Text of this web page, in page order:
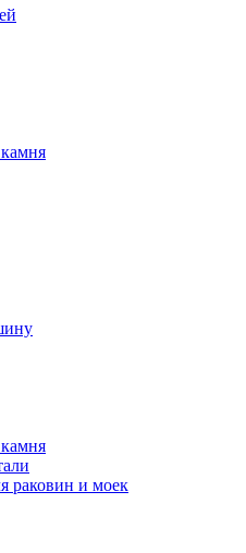
раковин и моек